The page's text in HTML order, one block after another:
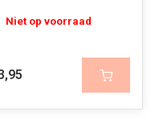
Niet op voorraad